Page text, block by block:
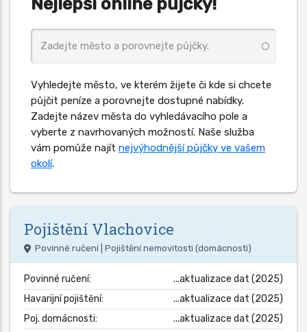
Vyhledejte město, ve kterém žijete či kde si chcete
půjčit peníze a porovnejte dostupné nabídky.
Zadejte název města do vyhledávacího pole a
vyberte z navrhovaných možností. Naše služba
vám pomůže najít nejvýhodnější půjčky ve vašem
okolí.
Pojištění Vlachovice
Povinné ručení | Pojištění nemovitosti (domácnosti)
Povinné ručení:
...aktualizace dat (2025)
Havarijní pojištění:
...aktualizace dat (2025)
Poj. domácnosti:
...aktualizace dat (2025)